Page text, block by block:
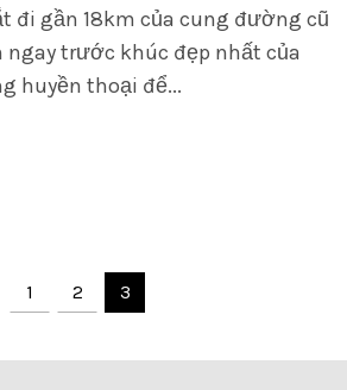
đi gần 18km của cung đường cũ
trước khúc đẹp nhất của
huyền thoại để...
1 2 3